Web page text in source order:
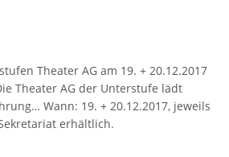
Theater AG am 19. + 20.12.2017
Theater AG der Unterstufe lädt
Wann: 19. + 20.12.2017, jeweils
erhältlich.